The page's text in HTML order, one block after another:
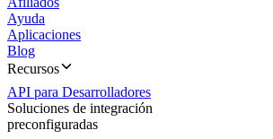
Ayuda
Aplicaciones
Blog
Recursos
API para Desarrolladores
Soluciones de integración
preconfiguradas